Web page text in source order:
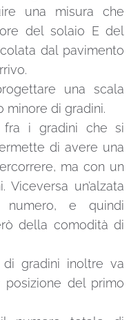
una misura che
del solaio E del
dal pavimento
una scala
minore di gradini.
fra i gradini che si
di avere una
ma con un
un’alzata
e quindi
della comodità di
gradini inoltre va
del primo